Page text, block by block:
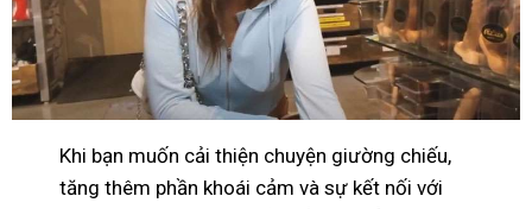
Khi bạn muốn cải thiện chuyện giường chiếu,
tăng thêm phần khoái cảm và sự kết nối với